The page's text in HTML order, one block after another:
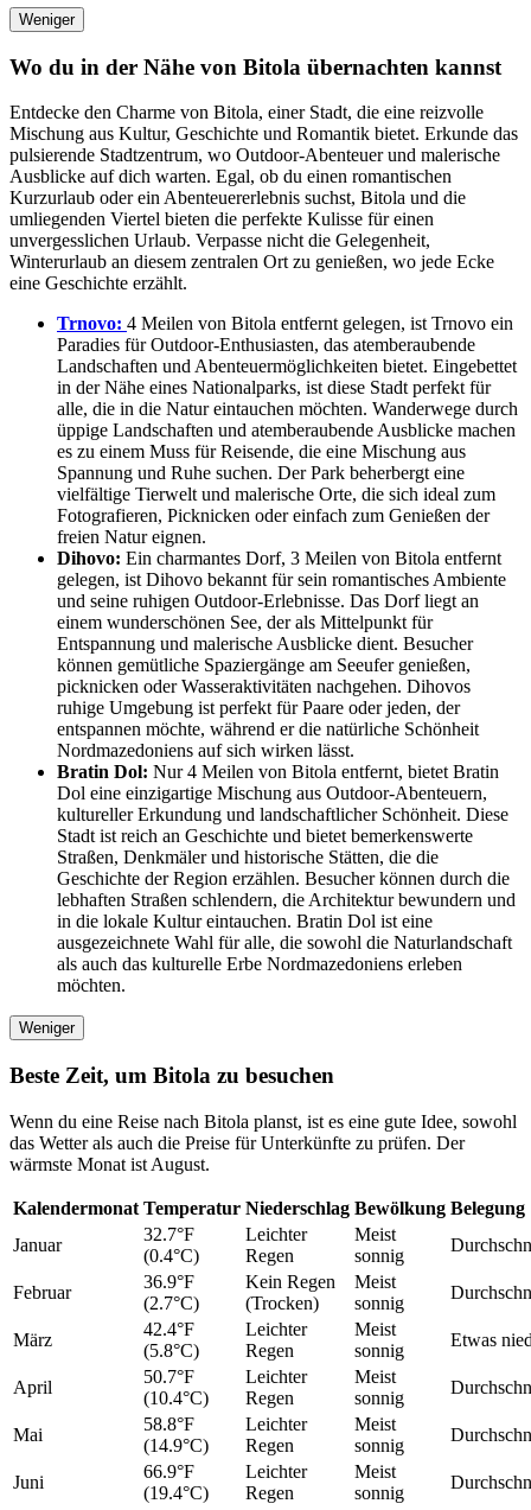
Weniger
Wo du in der Nähe von Bitola übernachten kannst
Entdecke den Charme von Bitola, einer Stadt, die eine reizvolle
Mischung aus Kultur, Geschichte und Romantik bietet. Erkunde das
pulsierende Stadtzentrum, wo Outdoor-Abenteuer und malerische
Ausblicke auf dich warten. Egal, ob du einen romantischen
Kurzurlaub oder ein Abenteuererlebnis suchst, Bitola und die
umliegenden Viertel bieten die perfekte Kulisse für einen
unvergesslichen Urlaub. Verpasse nicht die Gelegenheit,
Winterurlaub an diesem zentralen Ort zu genießen, wo jede Ecke
eine Geschichte erzählt.
Trnovo: 4 Meilen von Bitola entfernt gelegen, ist Trnovo ein
Paradies für Outdoor-Enthusiasten, das atemberaubende
Landschaften und Abenteuermöglichkeiten bietet. Eingebettet
in der Nähe eines Nationalparks, ist diese Stadt perfekt für
alle, die in die Natur eintauchen möchten. Wanderwege durch
üppige Landschaften und atemberaubende Ausblicke machen
es zu einem Muss für Reisende, die eine Mischung aus
Spannung und Ruhe suchen. Der Park beherbergt eine
vielfältige Tierwelt und malerische Orte, die sich ideal zum
Fotografieren, Picknicken oder einfach zum Genießen der
freien Natur eignen.
Dihovo: Ein charmantes Dorf, 3 Meilen von Bitola entfernt
gelegen, ist Dihovo bekannt für sein romantisches Ambiente
und seine ruhigen Outdoor-Erlebnisse. Das Dorf liegt an
einem wunderschönen See, der als Mittelpunkt für
Entspannung und malerische Ausblicke dient. Besucher
können gemütliche Spaziergänge am Seeufer genießen,
picknicken oder Wasseraktivitäten nachgehen. Dihovos
ruhige Umgebung ist perfekt für Paare oder jeden, der
entspannen möchte, während er die natürliche Schönheit
Nordmazedoniens auf sich wirken lässt.
Bratin Dol: Nur 4 Meilen von Bitola entfernt, bietet Bratin
Dol eine einzigartige Mischung aus Outdoor-Abenteuern,
kultureller Erkundung und landschaftlicher Schönheit. Diese
Stadt ist reich an Geschichte und bietet bemerkenswerte
Straßen, Denkmäler und historische Stätten, die die
Geschichte der Region erzählen. Besucher können durch die
lebhaften Straßen schlendern, die Architektur bewundern und
in die lokale Kultur eintauchen. Bratin Dol ist eine
ausgezeichnete Wahl für alle, die sowohl die Naturlandschaft
als auch das kulturelle Erbe Nordmazedoniens erleben
möchten.
Weniger
Beste Zeit, um Bitola zu besuchen
Wenn du eine Reise nach Bitola planst, ist es eine gute Idee, sowohl
das Wetter als auch die Preise für Unterkünfte zu prüfen. Der
wärmste Monat ist August.
Kalendermonat Temperatur Niederschlag Bewölkung Belegung
Januar
32.7°F
(0.4°C)
Leichter
Regen
Meist
sonnig
Februar
36.9°F
(2.7°C)
Kein Regen
(Trocken)
Meist
sonnig
März
42.4°F
(5.8°C)
Leichter
Regen
Meist
sonnig
Etwas
April
50.7°F
(10.4°C)
Leichter
Regen
Meist
sonnig
Mai
58.8°F
(14.9°C)
Leichter
Regen
Meist
sonnig
Juni
66.9°F
(19.4°C)
Leichter
Regen
Meist
sonnig